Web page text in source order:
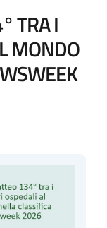
TRA I
MONDO